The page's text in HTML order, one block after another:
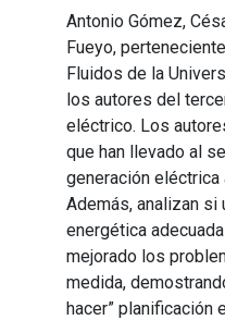
Antonio Gómez,
Fueyo,
Fluidos de la
los autores del
eléctrico. Los
que han llevado al
generación eléctrica
Además, analizan si
energética
mejorado los
medida,
hacer” planificación